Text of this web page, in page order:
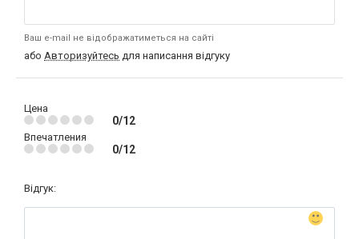
Ваш e-mail не відображатиметься на сайті
або Авторизуйтесь для написання відгуку
Цена
0/12
Впечатления
0/12
Відгук: